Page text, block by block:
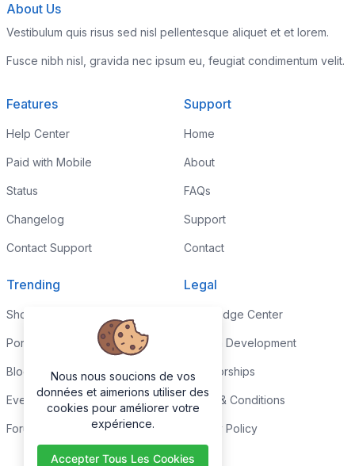
About Us
Vestibulum quis risus sed nisl pellentesque aliquet et et lorem.
Fusce nibh nisl, gravida nec ipsum eu, feugiat condimentum velit.
Features
Help Center
Paid with Mobile
Status
Changelog
Contact Support
Support
Home
About
FAQs
Support
Contact
Trending
Shop
Portfolio
Blog
Events
Forums
Legal
Knowledge Center
Custom Development
Sponsorships
Terms & Conditions
Privacy Policy
Nous nous soucions de vos
données et aimerions utiliser des
cookies pour améliorer votre
expérience.
Accepter Tous Les Cookies